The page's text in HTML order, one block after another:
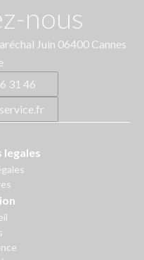
nous
Juin 06400 Cannes
31 46